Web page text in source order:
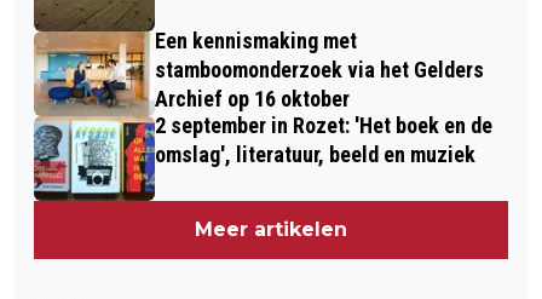
Een kennismaking met
stamboomonderzoek via het Gelders
Archief op 16 oktober
2 september in Rozet: 'Het boek en de
omslag', literatuur, beeld en muziek
Meer artikelen